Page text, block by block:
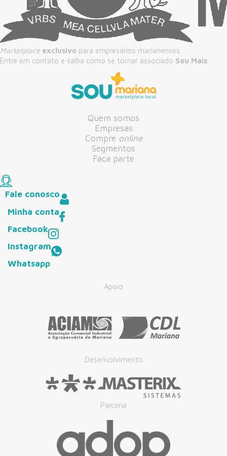
Marketplace exclusivo para empresários marianenses.
Entre em contato e saiba como se tornar associado Sou Mais
Quem somos
Empresas
Compre online
Segmentos
Faça parte
Fale conosco
Minha conta
Facebook
Instagram
Whatsapp
Apoio
Desenvolvimento
Parceria